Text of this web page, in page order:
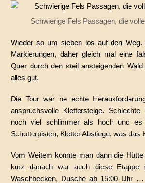
Schwierige Fels Passagen, die
Wieder so um sieben los auf den Weg.
Markierungen, daher gleich mal eine
Quer durch den steil ansteigenden
alles gut.
Die Tour war ne echte
anspruchsvolle Klettersteige.
noch viel schlimmer als hoch und
Schotterpisten, Kletter Abstiege, was das
Vom Weitem konnte man dann die
kurz danach war auch diese Etappe
Waschbecken, Dusche ab 15:00 Uhr